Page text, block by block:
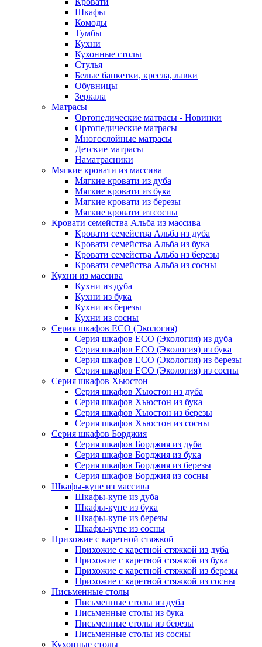
Шкафы
Комоды
Тумбы
Кухни
Кухонные столы
Стулья
Белые банкетки, кресла, лавки
Обувницы
Зеркала
Матрасы
Ортопедические матрасы - Новинки
Ортопедические матрасы
Многослойные матрасы
Детские матрасы
Наматрасники
Мягкие кровати из массива
Мягкие кровати из дуба
Мягкие кровати из бука
Мягкие кровати из березы
Мягкие кровати из сосны
Кровати семейства Альба из массива
Кровати семейства Альба из дуба
Кровати семейства Альба из бука
Кровати семейства Альба из березы
Кровати семейства Альба из сосны
Кухни из массива
Кухни из дуба
Кухни из бука
Кухни из березы
Кухни из сосны
Серия шкафов ECO (Экология)
Серия шкафов ECO (Экология) из дуба
Серия шкафов ECO (Экология) из бука
Серия шкафов ECO (Экология) из березы
Серия шкафов ECO (Экология) из сосны
Серия шкафов Хьюстон
Серия шкафов Хьюстон из дуба
Серия шкафов Хьюстон из бука
Серия шкафов Хьюстон из березы
Серия шкафов Хьюстон из сосны
Серия шкафов Борджия
Серия шкафов Борджия из дуба
Серия шкафов Борджия из бука
Серия шкафов Борджия из березы
Серия шкафов Борджия из сосны
Шкафы-купе из массива
Шкафы-купе из дуба
Шкафы-купе из бука
Шкафы-купе из березы
Шкафы-купе из сосны
Прихожие с каретной стяжкой
Прихожие с каретной стяжкой из дуба
Прихожие с каретной стяжкой из бука
Прихожие с каретной стяжкой из березы
Прихожие с каретной стяжкой из сосны
Письменные столы
Письменные столы из дуба
Письменные столы из бука
Письменные столы из березы
Письменные столы из сосны
Кухонные столы